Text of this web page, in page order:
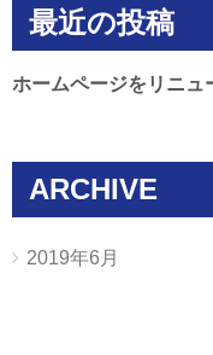
最近の投稿
ホームページをリニュ
ARCHIVE
2019年6月